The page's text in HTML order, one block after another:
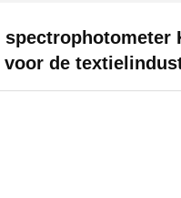
spectrophotometer
de